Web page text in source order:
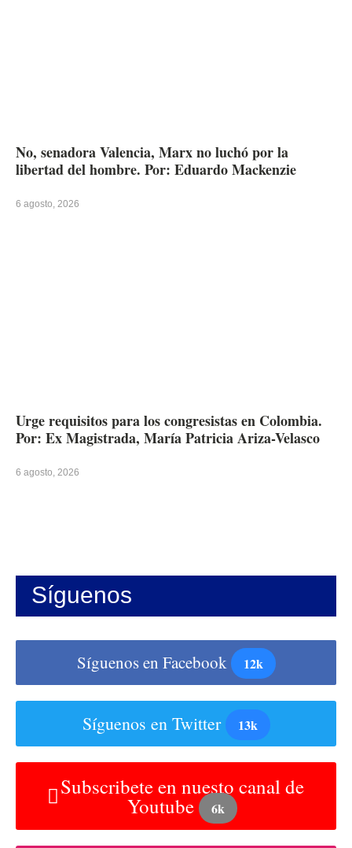
No, senadora Valencia, Marx no luchó por la
libertad del hombre. Por: Eduardo Mackenzie
6 agosto, 2026
Urge requisitos para los congresistas en Colombia.
Por: Ex Magistrada, María Patricia Ariza-Velasco
6 agosto, 2026
Síguenos
Síguenos en Facebook 12k
Síguenos en Twitter 13k
Subscribete en nuesto canal de
Youtube 6k